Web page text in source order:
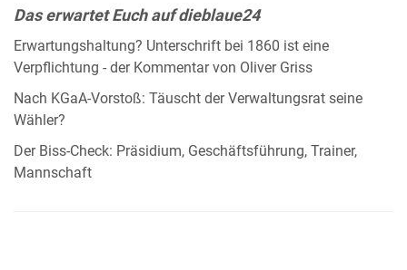
Das erwartet Euch auf dieblaue24
Erwartungshaltung? Unterschrift bei 1860 ist eine
Verpflichtung - der Kommentar von Oliver Griss
Nach KGaA-Vorstoß: Täuscht der Verwaltungsrat seine
Wähler?
Der Biss-Check: Präsidium, Geschäftsführung, Trainer,
Mannschaft